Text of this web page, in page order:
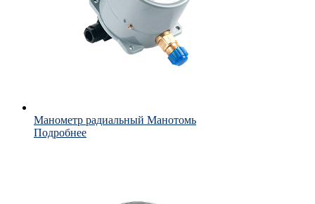
Манометр радиальный Манотомь
Подробнее